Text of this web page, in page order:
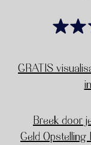
GRATIS
Breek door
Geld Opstelling